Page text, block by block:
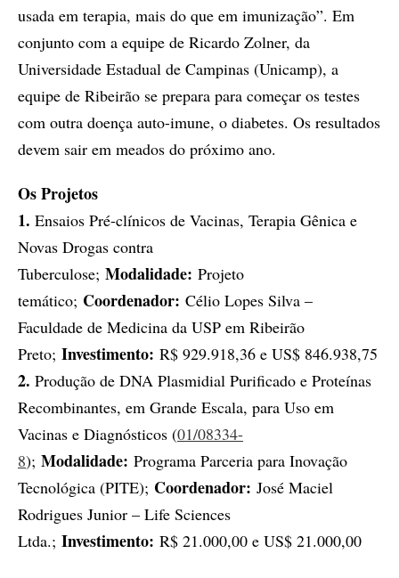
usada em terapia, mais do que em imunização”. Em
conjunto com a equipe de Ricardo Zolner, da
Universidade Estadual de Campinas (Unicamp), a
equipe de Ribeirão se prepara para começar os testes
com outra doença auto-imune, o diabetes. Os resultados
devem sair em meados do próximo ano.
Os Projetos
1. Ensaios Pré-clínicos de Vacinas, Terapia Gênica e
Novas Drogas contra
Tuberculose; Modalidade: Projeto
temático; Coordenador: Célio Lopes Silva –
Faculdade de Medicina da USP em Ribeirão
Preto; Investimento: R$ 929.918,36 e US$ 846.938,75
2. Produção de DNA Plasmidial Purificado e Proteínas
Recombinantes, em Grande Escala, para Uso em
Vacinas e Diagnósticos (01/08334-
8); Modalidade: Programa Parceria para Inovação
Tecnológica (PITE); Coordenador: José Maciel
Rodrigues Junior – Life Sciences
Ltda.; Investimento: R$ 21.000,00 e US$ 21.000,00